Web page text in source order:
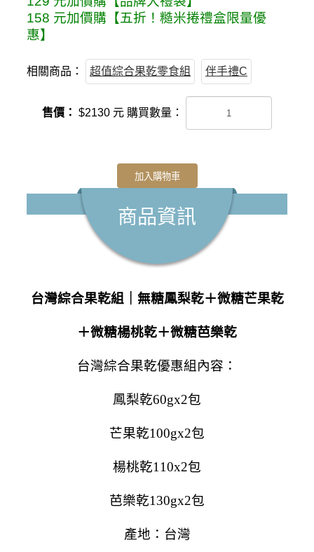
158 元加價購【五折！糙米捲禮盒限量優
惠】
相關商品： 超值綜合果乾零食組 伴手禮C
售價： $2130 元 購買數量：
加入購物車
商品資訊
台灣綜合果乾組｜無糖鳳梨乾＋微糖芒果乾
＋微糖楊桃乾＋微糖芭樂乾
台灣綜合果乾優惠組 內容：
鳳梨乾60gx2包
芒果乾100gx2包
楊桃乾110x2包
芭樂乾130gx2包
產地：台灣